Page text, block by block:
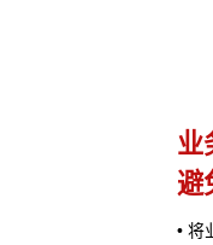
业
避
• 将